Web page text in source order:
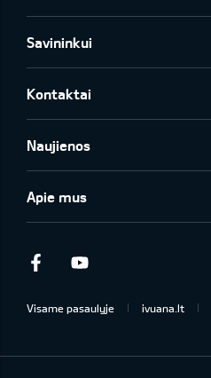
Savininkui
Kontaktai
Naujienos
Apie mus
Facebook
Visame pasaulyje ivuana.lt